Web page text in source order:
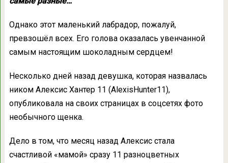
Однако этот маленький лабрадор, пожалуй,
превзошёл всех. Его голова оказалась увенчанной
самым настоящим шоколадным сердцем!
Несколько дней назад девушка, которая назвалась
ником Алексис Хантер 11 (AlexisHunter11),
опубликовала на своих страницах в соцсетях фото
необычного щенка.
Дело в том, что месяц назад Алексис стала
счастливой «мамой» сразу 11 разноцветных